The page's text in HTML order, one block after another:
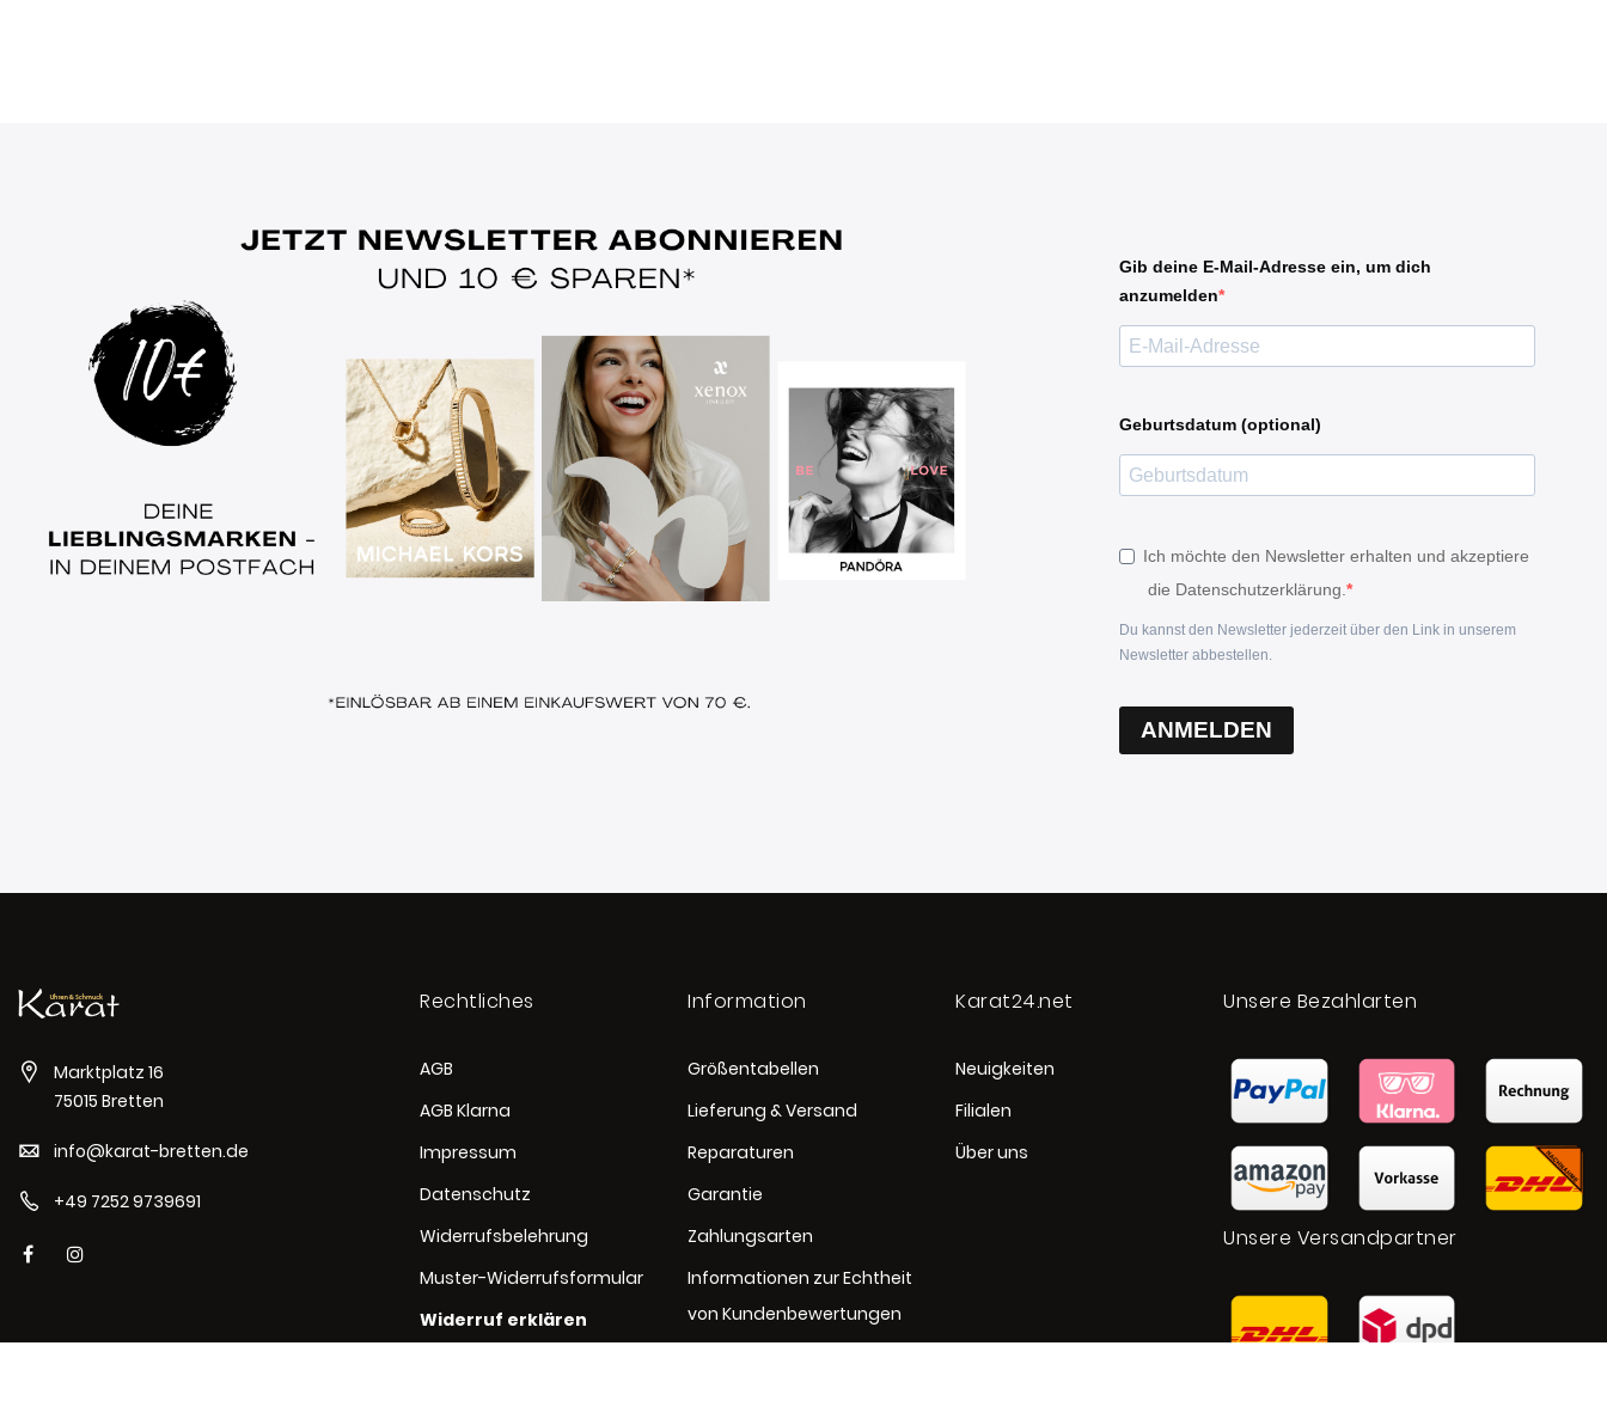
Gib deine E-Mail-Adresse ein, um dich
anzumelden
Geburtsdatum (optional)
Ich möchte den Newsletter erhalten und akzeptiere
die Datenschutzerklärung.
Du kannst den Newsletter jederzeit über den Link in unserem
Newsletter abbestellen.
ANMELDEN
Marktplatz 16
75015 Bretten
info@karat-bretten.de
+49 7252 9739691
Rechtliches
AGB
AGB Klarna
Impressum
Datenschutz
Widerrufsbelehrung
Muster-Widerrufsformular
Widerruf erklären
Information
Größentabellen
Lieferung & Versand
Reparaturen
Garantie
Zahlungsarten
Informationen zur Echtheit
von Kundenbewertungen
Karat24.net
Neuigkeiten
Filialen
Über uns
Unsere Bezahlarten
Unsere Versandpartner